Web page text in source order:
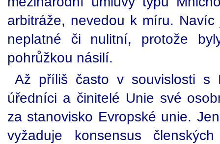
arbitráže, nevedou k míru.
neplatné či nulitní, protože
pohrůžkou násilí.
Až příliš často v souvislosti s
úředníci a činitelé Unie své
za stanovisko Evropské unie.
vyžaduje konsensus